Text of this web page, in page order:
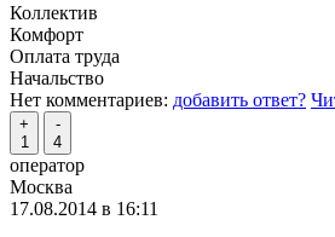
Коллектив
Комфорт
Оплата труда
Начальство
Нет комментариев: добавить ответ?
+
1
-
4
оператор
Москва
17.08.2014 в 16:11